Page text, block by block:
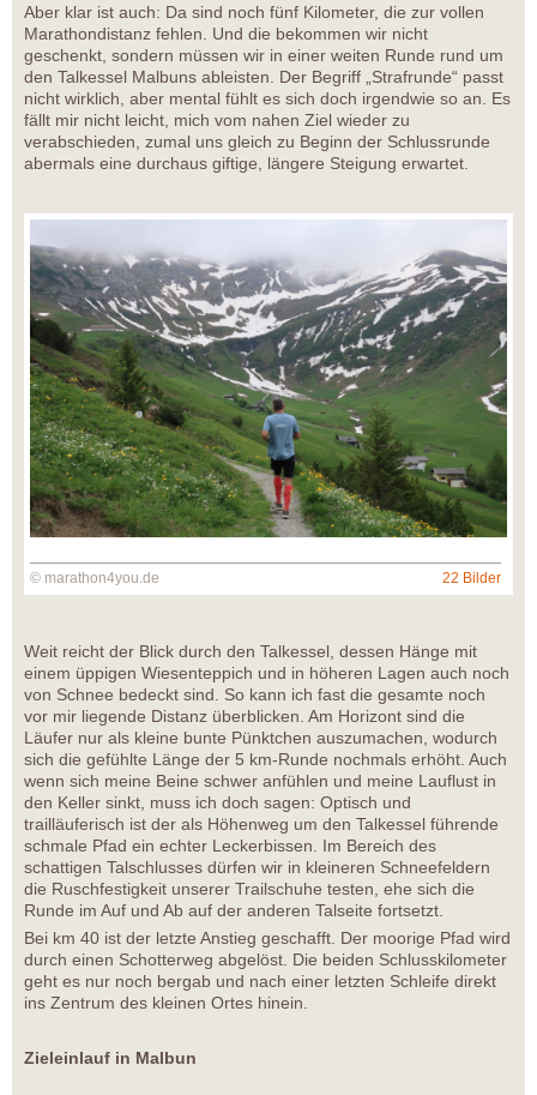
Aber klar ist auch: Da sind noch fünf Kilometer, die zur vollen
Marathondistanz fehlen. Und die bekommen wir nicht
geschenkt, sondern müssen wir in einer weiten Runde rund um
den Talkessel Malbuns ableisten. Der Begriff „Strafrunde“ passt
nicht wirklich, aber mental fühlt es sich doch irgendwie so an. Es
fällt mir nicht leicht, mich vom nahen Ziel wieder zu
verabschieden, zumal uns gleich zu Beginn der Schlussrunde
abermals eine durchaus giftige, längere Steigung erwartet.
© marathon4you.de 22 Bilder
Weit reicht der Blick durch den Talkessel, dessen Hänge mit
einem üppigen Wiesenteppich und in höheren Lagen auch noch
von Schnee bedeckt sind. So kann ich fast die gesamte noch
vor mir liegende Distanz überblicken. Am Horizont sind die
Läufer nur als kleine bunte Pünktchen auszumachen, wodurch
sich die gefühlte Länge der 5 km-Runde nochmals erhöht. Auch
wenn sich meine Beine schwer anfühlen und meine Lauflust in
den Keller sinkt, muss ich doch sagen: Optisch und
trailläuferisch ist der als Höhenweg um den Talkessel führende
schmale Pfad ein echter Leckerbissen. Im Bereich des
schattigen Talschlusses dürfen wir in kleineren Schneefeldern
die Ruschfestigkeit unserer Trailschuhe testen, ehe sich die
Runde im Auf und Ab auf der anderen Talseite fortsetzt.
Bei km 40 ist der letzte Anstieg geschafft. Der moorige Pfad wird
durch einen Schotterweg abgelöst. Die beiden Schlusskilometer
geht es nur noch bergab und nach einer letzten Schleife direkt
ins Zentrum des kleinen Ortes hinein.
Zieleinlauf in Malbun